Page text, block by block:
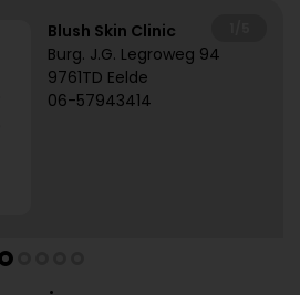
Blush Skin Clinic
Burg. J.G. Legroweg 94
9761TD Eelde
06-57943414